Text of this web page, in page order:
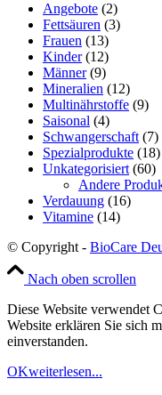
Angebote (2)
Fettsäuren (3)
Frauen (13)
Kinder (12)
Männer (9)
Mineralien (12)
Multinährstoffe (9)
Saisonal (4)
Schwangerschaft (7)
Spezialprodukte (18)
Unkategorisiert (60)
Andere
Verdauung (16)
Vitamine (14)
© Copyright - BioCare
Nach oben scrollen
Diese Website verwendet
Website erklären Sie sich
einverstanden.
OKweiterlesen...